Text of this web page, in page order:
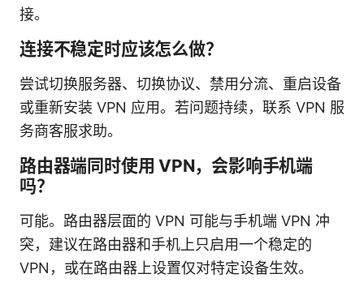
接。
连接不稳定时应该怎么做？
尝试切换服务器、切换协议、禁用分流、重启设备
或重新安装 VPN 应用。若问题持续，联系 VPN 服
务商客服求助。
路由器端同时使用 VPN，会影响手机端
吗？
可能。路由器层面的 VPN 可能与手机端 VPN 冲
突，建议在路由器和手机上只启用一个稳定的
VPN，或在路由器上设置仅对特定设备生效。